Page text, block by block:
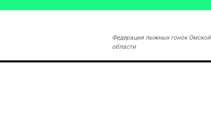
Федерация лыжных гонок Омской
области